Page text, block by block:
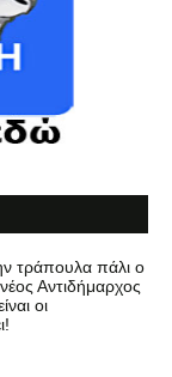
τράπουλα πάλι ο
Αντιδήμαρχος
οι